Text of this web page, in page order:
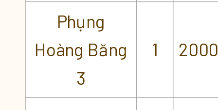
Phụng
Hoàng Băng
3
1